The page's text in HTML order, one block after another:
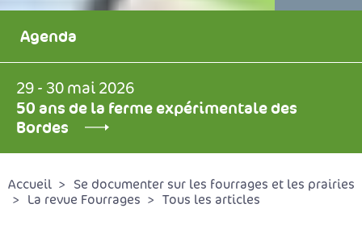
Agenda
29 - 30 mai 2026
50 ans de la ferme expérimentale des
Bordes
Accueil
Se documenter sur les fourrages et les prairies
La revue Fourrages
Tous les articles